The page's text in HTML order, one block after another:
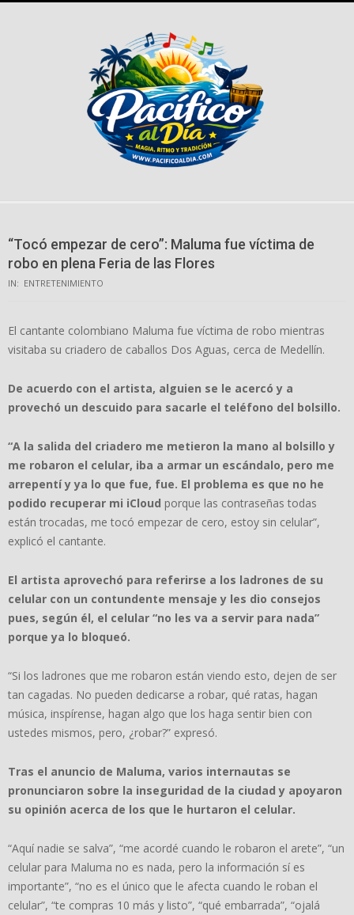
“Tocó empezar de cero”: Maluma fue víctima de
robo en plena Feria de las Flores
IN: ENTRETENIMIENTO
El cantante colombiano Maluma fue víctima de robo mientras
visitaba su criadero de caballos Dos Aguas, cerca de Medellín.
De acuerdo con el artista, alguien se le acercó y a
provechó un descuido para sacarle el teléfono del bolsillo.
“A la salida del criadero me metieron la mano al bolsillo y
me robaron el celular, iba a armar un escándalo, pero me
arrepentí y ya lo que fue, fue. El problema es que no he
podido recuperar mi iCloud porque las contraseñas todas
están trocadas, me tocó empezar de cero, estoy sin celular”,
explicó el cantante.
El artista aprovechó para referirse a los ladrones de su
celular con un contundente mensaje y les dio consejos
pues, según él, el celular “no les va a servir para nada”
porque ya lo bloqueó.
“Si los ladrones que me robaron están viendo esto, dejen de ser
tan cagadas. No pueden dedicarse a robar, qué ratas, hagan
música, inspírense, hagan algo que los haga sentir bien con
ustedes mismos, pero, ¿robar?” expresó.
Tras el anuncio de Maluma, varios internautas se
pronunciaron sobre la inseguridad de la ciudad y apoyaron
su opinión acerca de los que le hurtaron el celular.
“Aquí nadie se salva”, “me acordé cuando le robaron el arete”, “un
celular para Maluma no es nada, pero la información sí es
importante”, “no es el único que le afecta cuando le roban el
celular”, “te compras 10 más y listo”, “qué embarrada”, “ojalá